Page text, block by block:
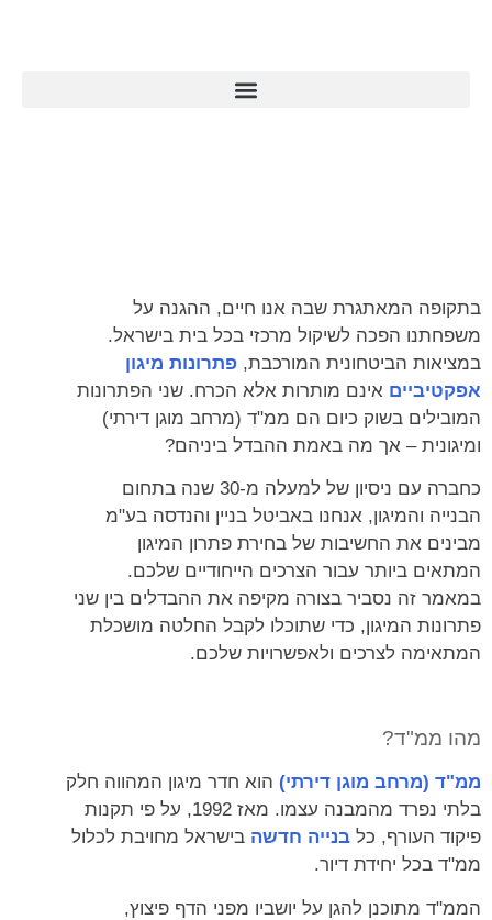
בתקופה המאתגרת שבה אנו חיים, ההגנה על
משפחתנו הפכה לשיקול מרכזי בכל בית בישראל.
במציאות הביטחונית המורכבת, פתרונות מיגון
אפקטיביים אינם מותרות אלא הכרח. שני הפתרונות
המובילים בשוק כיום הם ממ"ד (מרחב מוגן דירתי)
ומיגונית – אך מה באמת ההבדל ביניהם?
כחברה עם ניסיון של למעלה מ-30 שנה בתחום
הבנייה והמיגון, אנחנו באביטל בניין והנדסה בע"מ
מבינים את החשיבות של בחירת פתרון המיגון
המתאים ביותר עבור הצרכים הייחודיים שלכם.
במאמר זה נסביר בצורה מקיפה את ההבדלים בין שני
פתרונות המיגון, כדי שתוכלו לקבל החלטה מושכלת
המתאימה לצרכים ולאפשרויות שלכם.
מהו ממ"ד?
ממ"ד (מרחב מוגן דירתי) הוא חדר מיגון המהווה חלק
בלתי נפרד מהמבנה עצמו. מאז 1992, על פי תקנות
פיקוד העורף, כל בנייה חדשה בישראל מחויבת לכלול
ממ"ד בכל יחידת דיור.
הממ"ד מתוכנן להגן על יושביו מפני הדף פיצוץ,